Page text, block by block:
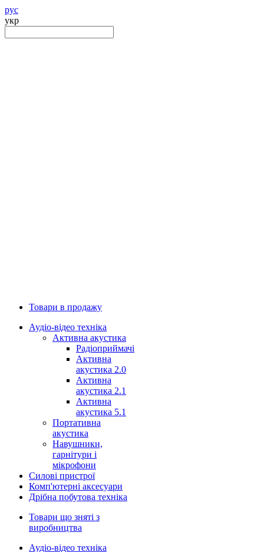
рус
укр
Товари в продажу
Аудіо-відео техніка
Активна акустика
Радіоприймачі
Активна
акустика 2.0
Активна
акустика 2.1
Активна
акустика 5.1
Портативна
акустика
Навушники,
гарнітури і
мікрофони
Силові пристрої
Комп'ютерні аксесуари
Дрібна побутова техніка
Товари що зняті з
виробництва
Аудіо-відео техніка